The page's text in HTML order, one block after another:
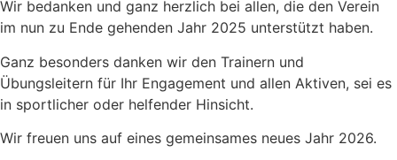
Wir bedanken und ganz herzlich bei allen, die den Verein
im nun zu Ende gehenden Jahr 2025 unterstützt haben.
Ganz besonders danken wir den Trainern und
Übungsleitern für Ihr Engagement und allen Aktiven, sei es
in sportlicher oder helfender Hinsicht.
Wir freuen uns auf eines gemeinsames neues Jahr 2026.